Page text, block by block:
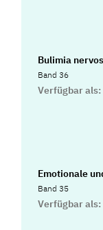
Bulimia
Band 36
Verfügbar als:
Emotionale
Band 35
Verfügbar als: